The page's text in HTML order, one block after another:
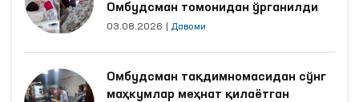
Омбудсман томонидан ўрганилди
03.08.2026 Давоми
Омбудсман тақдимномасидан сўнг
маҳкумлар меҳнат қилаётган